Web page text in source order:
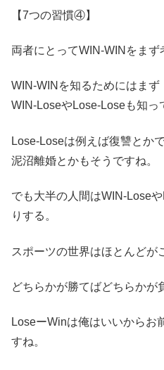
【7つの習慣④】
両者にとってWIN-WINをまず
WIN-WINを知るためにはまず
WIN-LoseやLose-Loseも知っ
Lose-Loseは例えば復讐とかで
泥沼離婚とかもそうですね。
でも大半の人間はWIN-Lose
りする。
スポーツの世界はほとんどが
どちらかが勝てばどちらかが
LoseーWinは俺はいいからお
すね。